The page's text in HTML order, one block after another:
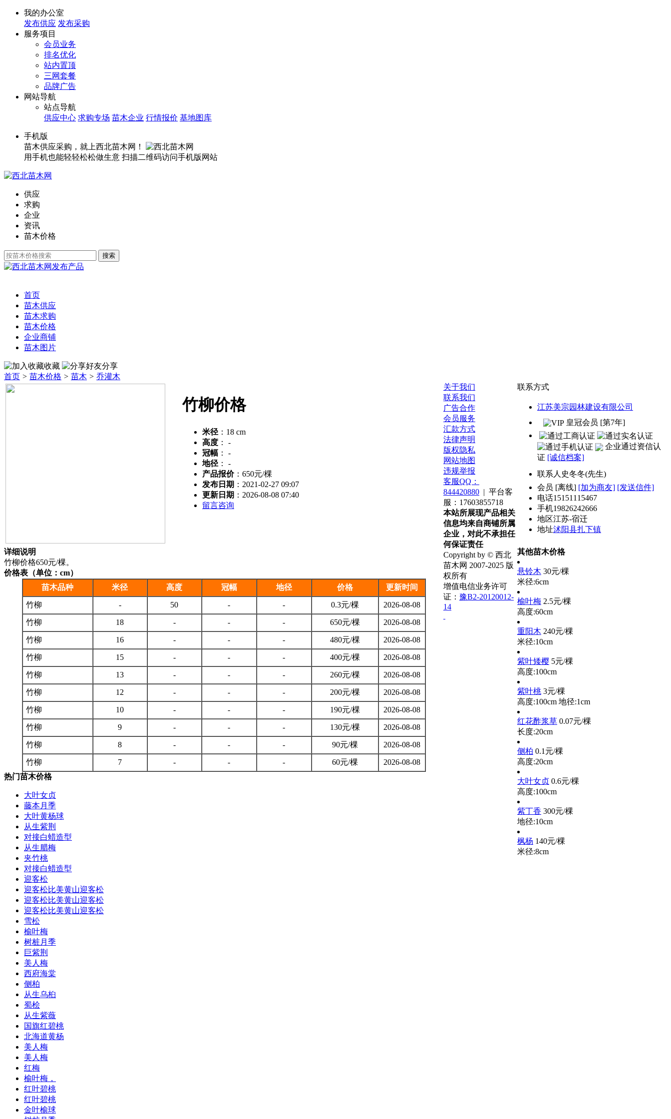
我的办公室
发布供应 发布采购
服务项目
会员业务
排名优化
站内置顶
三网套餐
品牌广告
网站导航
站点导航
供应中心 求购专场 苗木企业 行情报价 基地图库
手机版
苗木供应采购，就上西北苗木网！
用手机也能轻轻松松做生意 扫描二维码访问手机版网站
供应
求购
企业
资讯
苗木价格
发布产品
首页
苗木供应
苗木求购
苗木价格
企业商铺
苗木图片
收藏
分享
首页 > 苗木价格 > 苗木 > 乔灌木
竹柳价格
米径 ： 18 cm
高度 ：
-
冠幅 ：
-
地径 ：
-
产品报价： 650元/棵
发布日期 ：2021-02-27 09:07
更新日期 ：2026-08-08 07:40
留言咨询
联系方式
江苏美宗园林建设有限公司
皇冠会员 [第7年]
企业通过资信认
证 [诚信档案]
联系人 史冬冬(先生)
会员 [离线] [加为商友] [发送信件]
电话15151115467
手机19826242666
地区江苏-宿迁
地址沭阳县扎下镇
详细说明
竹柳价格650元/棵。
价格表（单位：cm）
苗木品种
米径 高度 冠幅 地径 价格 更新时间
竹柳 - 50 - - 0.3元/棵 2026-08-08
竹柳 18 - - - 650元/棵 2026-08-08
竹柳 16 - - - 480元/棵 2026-08-08
竹柳 15 - - - 400元/棵 2026-08-08
竹柳 13 - - - 260元/棵 2026-08-08
竹柳 12 - - - 200元/棵 2026-08-08
竹柳 10 - - - 190元/棵 2026-08-08
竹柳 9 - - - 130元/棵 2026-08-08
竹柳 8 - - - 90元/棵 2026-08-08
竹柳 7 - - - 60元/棵
2026-08-08
热门苗木价格
大叶女贞
藤本月季
大叶黄杨球
从生紫荆
对接白蜡造型
从生腊梅
夹竹桃
对接白蜡造型
迎客松
迎客松比美黄山迎客松
迎客松比美黄山迎客松
迎客松比美黄山迎客松
雪松
榆叶梅
树桩月季
巨紫荆
美人梅
西府海棠
侧柏
从生乌桕
蜀桧
从生紫薇
国旗红碧桃
北海道黄杨
美人梅
美人梅
红梅
榆叶梅，
红叶碧桃
红叶碧桃
金叶榆球
其他苗木价格
悬铃木 30元/棵
米径:6cm
榆叶梅 2.5元/棵
高度:60cm
重阳木 240元/棵
米径:10cm
紫叶矮樱 5元/棵
高度:100cm
紫叶桃 3元/棵
高度:100cm 地径:1cm
红花酢浆草 0.07元/棵
长度:20cm
侧柏 0.1元/棵
高度:20cm
大叶女贞 0.6元/棵
高度:100cm
紫丁香 300元/棵
地径:10cm
枫杨 140元/棵
米径:8cm
关于我们
联系我们
广告合作
会员服务
汇款方式
法律声明
版权隐私
网站地图
违规举报
客服QQ：
844420880 | 平台客
服：17603855718
本站所展现产品相关
信息均来自商铺所属
企业，对此不承担任
何保证责任
Copyright by © 西北
苗木网 2007-2025 版
权所有
增值电信业务许可
证： 豫B2-20120012-
14